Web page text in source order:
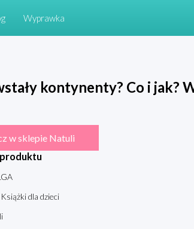
Wyprawka
kontynenty? Co i jak?
w sklepie Natuli
produktu
Książki dla dzieci